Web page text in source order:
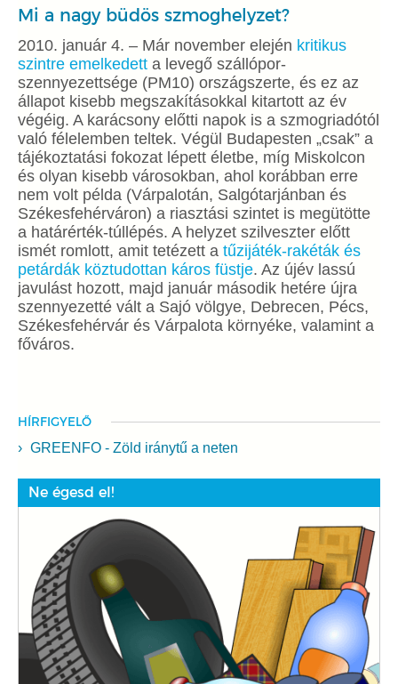
Mi a nagy büdös szmoghelyzet?
2010. január 4. – Már november elején kritikus
szintre emelkedett a levegő szállópor-
szennyezettsége (PM10) országszerte, és ez az
állapot kisebb megszakításokkal kitartott az év
végéig. A karácsony előtti napok is a szmogriadótól
való félelemben teltek. Végül Budapesten „csak” a
tájékoztatási fokozat lépett életbe, míg Miskolcon
és olyan kisebb városokban, ahol korábban erre
nem volt példa (Várpalotán, Salgótarjánban és
Székesfehérváron) a riasztási szintet is megütötte
a határérték-túllépés. A helyzet szilveszter előtt
ismét romlott, amit tetézett a tűzijáték-rakéták és
petárdák köztudottan káros füstje. Az újév lassú
javulást hozott, majd január második hetére újra
szennyezetté vált a Sajó völgye, Debrecen, Pécs,
Székesfehérvár és Várpalota környéke, valamint a
főváros.
HÍRFIGYELŐ
GREENFO - Zöld iránytű a neten
Ne égesd el!